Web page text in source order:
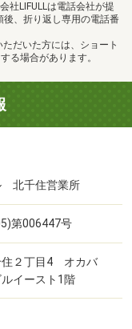
社LIFULLは電話会社が提
、折り返し専用の電話番
だいた方には、ショート
る場合があります。
北千住営業所
第006447号
住２丁目4 オカバ
イースト1階